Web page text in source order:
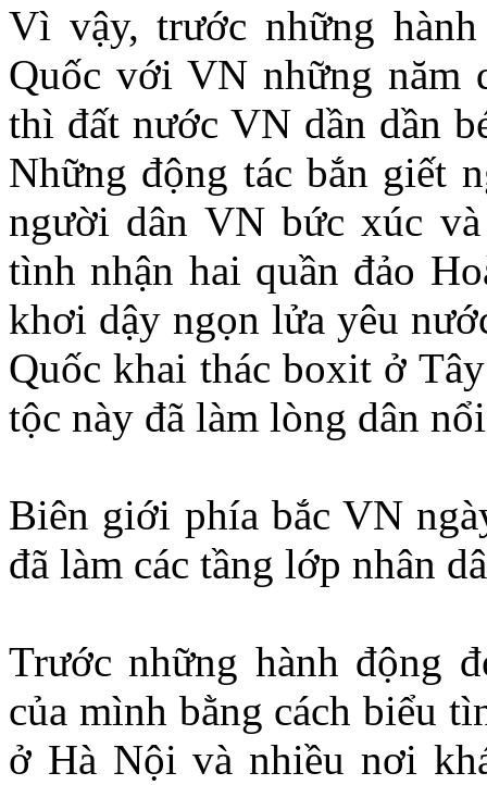
Vì vậy, trước những
Quốc với VN những năm
thì đất nước VN dần dần
Những động tác bắn giết
người dân VN bức xúc
tình nhận hai quần đảo
khơi dậy ngọn lửa yêu
Quốc khai thác boxit ở
tộc này đã làm lòng dân
Biên giới phía bắc VN
đã làm các tầng lớp nhân
Trước những hành động
của mình bằng cách biểu
ở Hà Nội và nhiều nơi